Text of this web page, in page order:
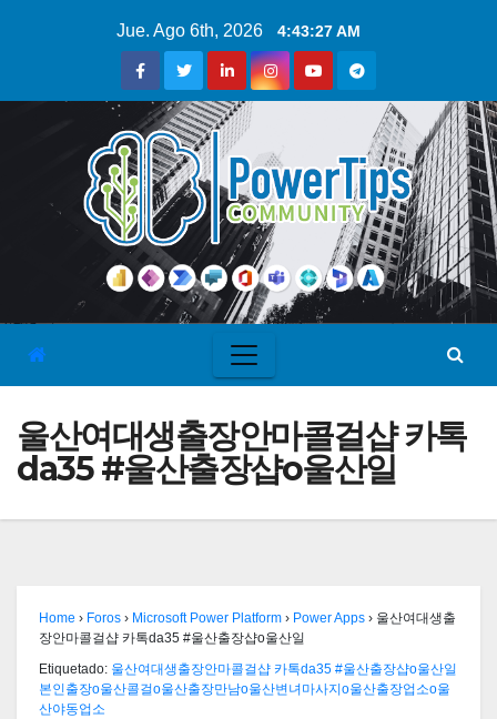
Jue. Ago 6th, 2026 4:43:28 AM
울산여대생출장안마콜걸샵 카톡
da35 #울산출장샵о울산일
Home › Foros › Microsoft Power Platform › Power Apps › 울산여대생출
장안마콜걸샵 카톡da35 #울산출장샵о울산일
Etiquetado: 울산여대생출장안마콜걸샵 카톡da35 #울산출장샵о울산일
본인출장о울산콜걸о울산출장만남о울산변녀마사지о울산출장업소о울
산야동업소